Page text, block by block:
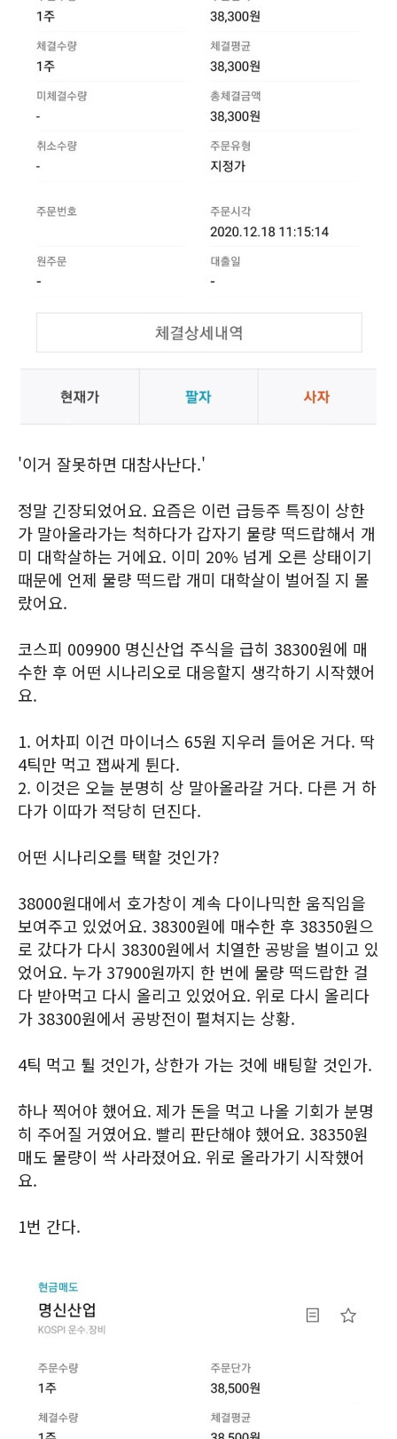
'이거 잘못하면 대참사난다.'
정말 긴장되었어요. 요즘은 이런 급등주 특징이 상한
가 말아올라가는 척하다가 갑자기 물량 떡드랍해서 개
미 대학살하는 거에요. 이미 20% 넘게 오른 상태이기
때문에 언제 물량 떡드랍 개미 대학살이 벌어질 지 몰
랐어요.
코스피 009900 명신산업 주식을 급히 38300원에 매
수한 후 어떤 시나리오로 대응할지 생각하기 시작했어
요.
1. 어차피 이건 마이너스 65원 지우러 들어온 거다. 딱
4틱만 먹고 잽싸게 튄다.
2. 이것은 오늘 분명히 상 말아올라갈 거다. 다른 거 하
다가 이따가 적당히 던진다.
어떤 시나리오를 택할 것인가?
38000원대에서 호가창이 계속 다이나믹한 움직임을
보여주고 있었어요. 38300원에 매수한 후 38350원으
로 갔다가 다시 38300원에서 치열한 공방을 벌이고 있
었어요. 누가 37900원까지 한 번에 물량 떡드랍한 걸
다 받아먹고 다시 올리고 있었어요. 위로 다시 올리다
가 38300원에서 공방전이 펼쳐지는 상황.
4틱 먹고 튈 것인가, 상한가 가는 것에 배팅할 것인가.
하나 찍어야 했어요. 제가 돈을 먹고 나올 기회가 분명
히 주어질 거였어요. 빨리 판단해야 했어요. 38350원
매도 물량이 싹 사라졌어요. 위로 올라가기 시작했어
요.
1번 간다.